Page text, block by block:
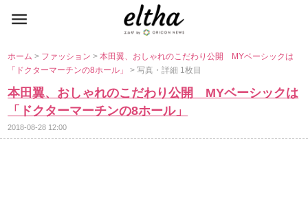
ホーム> ファッション>本田翼、おしゃれのこだわり公開 MYベーシックは
「ドクターマーチンの8ホール」> 写真・詳細 1枚目
本田翼、おしゃれのこだわり公開 MYベーシックは
「ドクターマーチンの8ホール」
2018-08-28 12:00